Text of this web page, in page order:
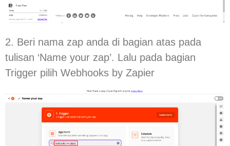
2. Beri nama zap anda di bagian atas pada
tulisan ‘Name your zap’. Lalu pada bagian
Trigger pilih Webhooks by Zapier